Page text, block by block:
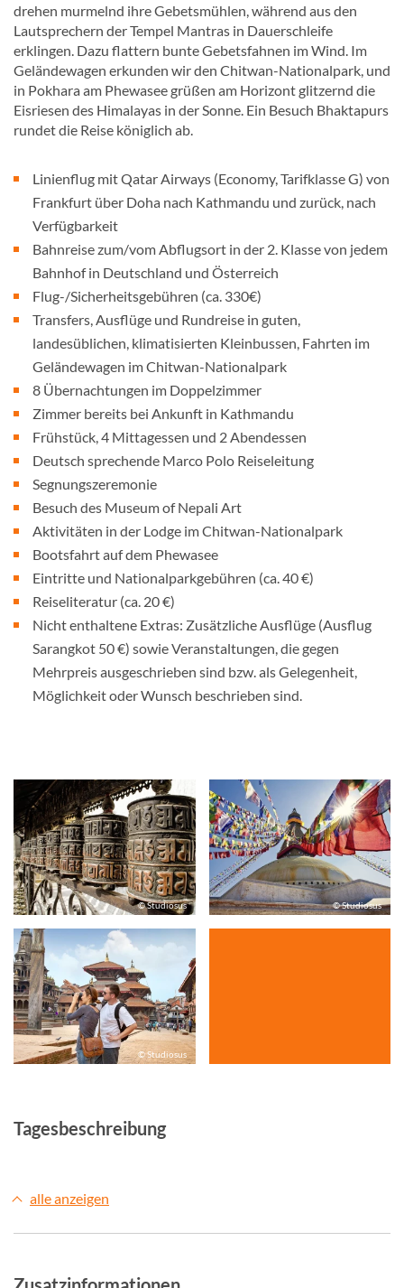
drehen murmelnd ihre Gebetsmühlen, während aus den
Lautsprechern der Tempel Mantras in Dauerschleife
erklingen. Dazu flattern bunte Gebetsfahnen im Wind. Im
Geländewagen erkunden wir den Chitwan-Nationalpark, und
in Pokhara am Phewasee grüßen am Horizont glitzernd die
Eisriesen des Himalayas in der Sonne. Ein Besuch Bhaktapurs
rundet die Reise königlich ab.
Linienflug mit Qatar Airways (Economy, Tarifklasse G) von
Frankfurt über Doha nach Kathmandu und zurück, nach
Verfügbarkeit
Bahnreise zum/vom Abflugsort in der 2. Klasse von jedem
Bahnhof in Deutschland und Österreich
Flug-/Sicherheitsgebühren (ca. 330€)
Transfers, Ausflüge und Rundreise in guten,
landesüblichen, klimatisierten Kleinbussen, Fahrten im
Geländewagen im Chitwan-Nationalpark
8 Übernachtungen im Doppelzimmer
Zimmer bereits bei Ankunft in Kathmandu
Frühstück, 4 Mittagessen und 2 Abendessen
Deutsch sprechende Marco Polo Reiseleitung
Segnungszeremonie
Besuch des Museum of Nepali Art
Aktivitäten in der Lodge im Chitwan-Nationalpark
Bootsfahrt auf dem Phewasee
Eintritte und Nationalparkgebühren (ca. 40 €)
Reiseliteratur (ca. 20 €)
Nicht enthaltene Extras: Zusätzliche Ausflüge (Ausflug
Sarangkot 50 €) sowie Veranstaltungen, die gegen
Mehrpreis ausgeschrieben sind bzw. als Gelegenheit,
Möglichkeit oder Wunsch beschrieben sind.
© Studiosus © Studiosus
© Studiosus
Tagesbeschreibung
alle anzeigen